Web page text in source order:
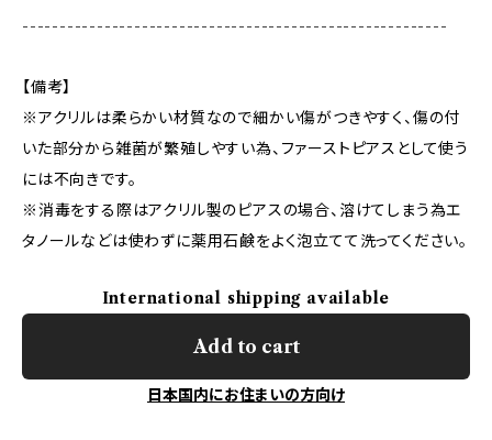
---------------------------------------------------------
【備考】
※アクリルは柔らかい材質なので細かい傷がつきやすく、傷の付
いた部分から雑菌が繁殖しやすい為、ファーストピアスとして使う
には不向きです。
※消毒をする際はアクリル製のピアスの場合、溶けてしまう為エ
タノールなどは使わずに薬用石鹸をよく泡立てて洗ってください。
International shipping available
Add to cart
日本国内にお住まいの方向け